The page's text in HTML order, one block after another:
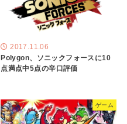
2017.11.06
Polygon、ソニックフォースに10
点満点中5点の辛口評価
ゲーム